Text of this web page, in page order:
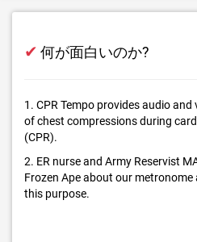
✔ 何が面白いのか?
1. CPR Tempo provides audio
of chest compressions during
(CPR).
2. ER nurse and Army Reservist
Frozen Ape about our metronome
this purpose.